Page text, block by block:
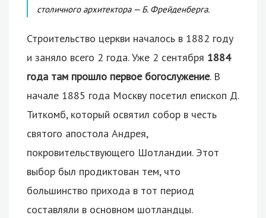
столичного архитектора — Б. Фрейденберга.
Строительство церкви началось в 1882 году
и заняло всего 2 года. Уже 2 сентября 1884
года там прошло первое богослужение. В
начале 1885 года Москву посетил епископ Д.
Титкомб, который освятил собор в честь
святого апостола Андрея,
покровительствующего Шотландии. Этот
выбор был продиктован тем, что
большинство прихода в тот период
составляли в основном шотландцы.